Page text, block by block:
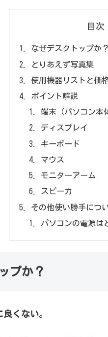
目次
なぜデスクトップか？
とりあえず写真集
使用機器リストと価
ポイント解説
端末（パソコン本
ディスプレイ
キーボード
マウス
モニターアーム
スピーカ
その他使い勝手につ
パソコンの電源は
プか？
良くない。